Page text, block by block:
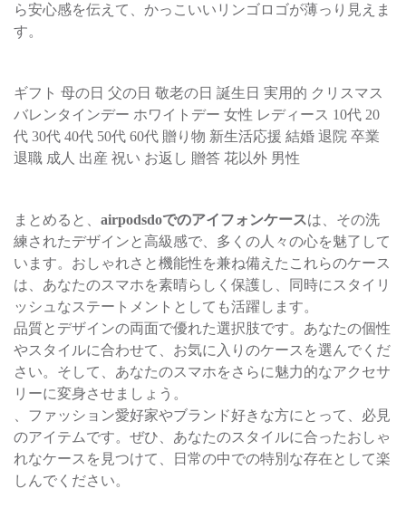
ら安心感を伝えて、かっこいいリンゴロゴが薄っり見えま
す。
ギフト 母の日 父の日 敬老の日 誕生日 実用的 クリスマス
バレンタインデー ホワイトデー 女性 レディース 10代 20
代 30代 40代 50代 60代 贈り物 新生活応援 結婚 退院 卒業
退職 成人 出産 祝い お返し 贈答 花以外 男性
まとめると、 airpodsdoでのアイフォンケースは、その洗
練されたデザインと高級感で、多くの人々の心を魅了して
います。おしゃれさと機能性を兼ね備えたこれらのケース
は、あなたのスマホを素晴らしく保護し、同時にスタイリ
ッシュなステートメントとしても活躍します。
品質とデザインの両面で優れた選択肢です。あなたの個性
やスタイルに合わせて、お気に入りのケースを選んでくだ
さい。そして、あなたのスマホをさらに魅力的なアクセサ
リーに変身させましょう。
、ファッション愛好家やブランド好きな方にとって、必見
のアイテムです。ぜひ、あなたのスタイルに合ったおしゃ
れなケースを見つけて、日常の中での特別な存在として楽
しんでください。